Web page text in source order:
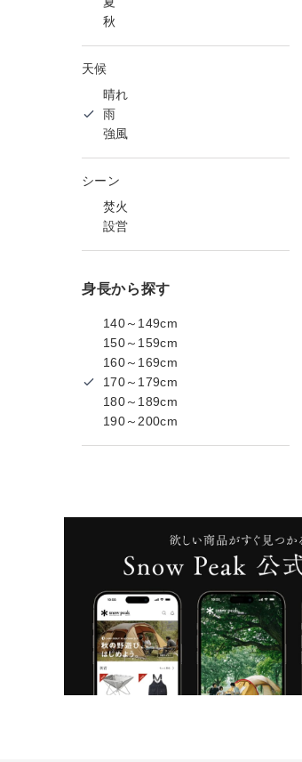
秋
天候
晴れ
雨
強風
シーン
焚火
設営
身長から探す
140～149cm
150～159cm
160～169cm
170～179cm
180～189cm
190～200cm